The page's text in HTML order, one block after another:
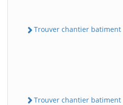
Trouver chantier batiment
Trouver chantier batiment